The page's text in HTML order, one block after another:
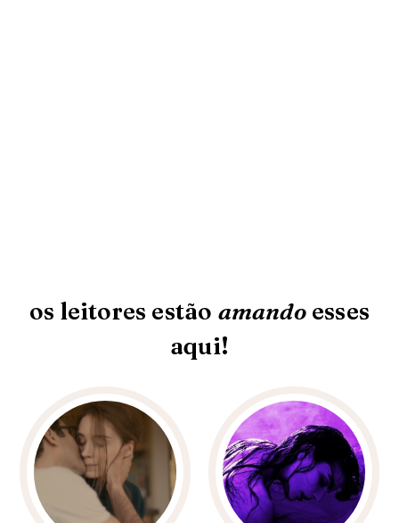
os leitores estão amandoesses
aqui!